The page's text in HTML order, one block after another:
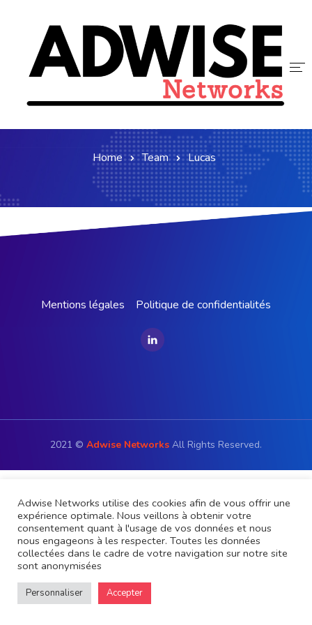
Team Members
Home Team Lucas
Mentions légales Politique de confidentialités​
2021 © Adwise Networks All Rights Reserved.
Adwise Networks utilise des cookies afin de vous offrir une
expérience optimale. Nous veillons à obtenir votre
consentement quant à l'usage de vos données et nous
nous engageons à les respecter. Toutes les données
collectées dans le cadre de votre navigation sur notre site
sont anonymisées
Personnaliser Accepter